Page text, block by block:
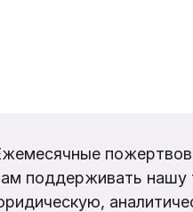
поддерживать нашу